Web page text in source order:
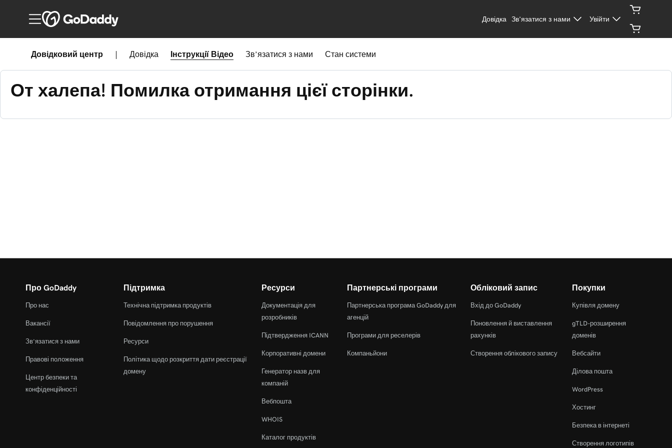
Довідка Зв’язатися з нами Увійти
Довідковий центр Довідка Інструкції Відео Зв’язатися з нами Стан системи
От халепа! Помилка отримання цієї сторінки.
Про GoDaddy
Про нас
Вакансії
Зв’язатися з нами
Правові положення
Центр безпеки та
конфіденційності
Підтримка
Технічна підтримка продуктів
Повідомлення про порушення
Ресурси
Політика щодо розкриття дати реєстрації
домену
Ресурси
Документація для
розробників
Підтвердження ICANN
Корпоративні домени
Генератор назв для
компаній
Вебпошта
WHOIS
Каталог продуктів
Партнерські програми
Партнерська програма GoDaddy для
агенцій
Програми для реселерів
Компаньйони
Обліковий запис
Вхід до GoDaddy
Поновлення й виставлення
рахунків
Створення облікового запису
Покупки
Купівля домену
gTLD-розширення
доменів
Вебсайти
Ділова пошта
WordPress
Хостинг
Безпека в інтернеті
Створення логотипів